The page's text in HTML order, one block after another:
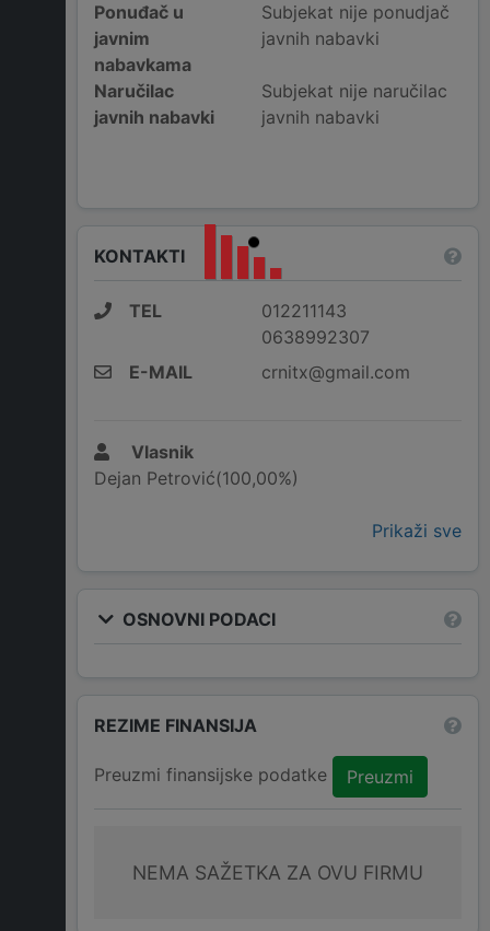
Ponuđač u
javnim
nabavkama
Subjekat nije ponudjač
javnih nabavki
Naručilac
javnih nabavki
Subjekat nije naručilac
javnih nabavki
KONTAKTI
TEL
012211143
0638992307
E-MAIL
crnitx@gmail.com
Vlasnik
Dejan Petrović(100,00%)
Prikaži sve
OSNOVNI PODACI
REZIME FINANSIJA
Preuzmi finansijske podatke Preuzmi
NEMA SAŽETKA ZA OVU FIRMU